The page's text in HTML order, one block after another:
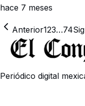
hace 7 meses
Anterior123…74
Periódico digital